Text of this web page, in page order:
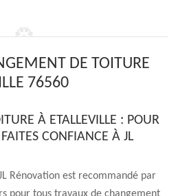
DE TOITURE
76560
À ETALLEVILLE : POUR
CONFIANCE À JL
Rénovation est recommandé par